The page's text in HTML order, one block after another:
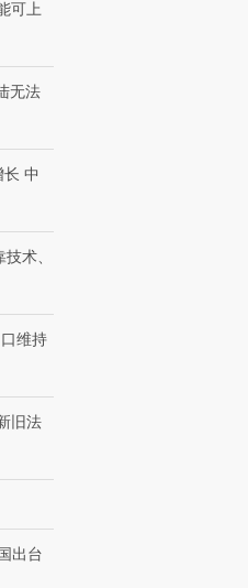
可上
无法
中
术、
维持
旧法
出台